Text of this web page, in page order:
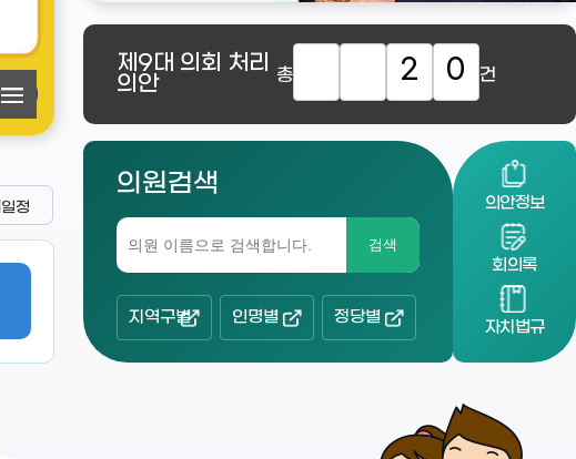
제9대 의회 처리
의안 총 2 0 건
정
의원검색
검색
지역구별 인명별 정당별
의안정보
회의록
자치법규